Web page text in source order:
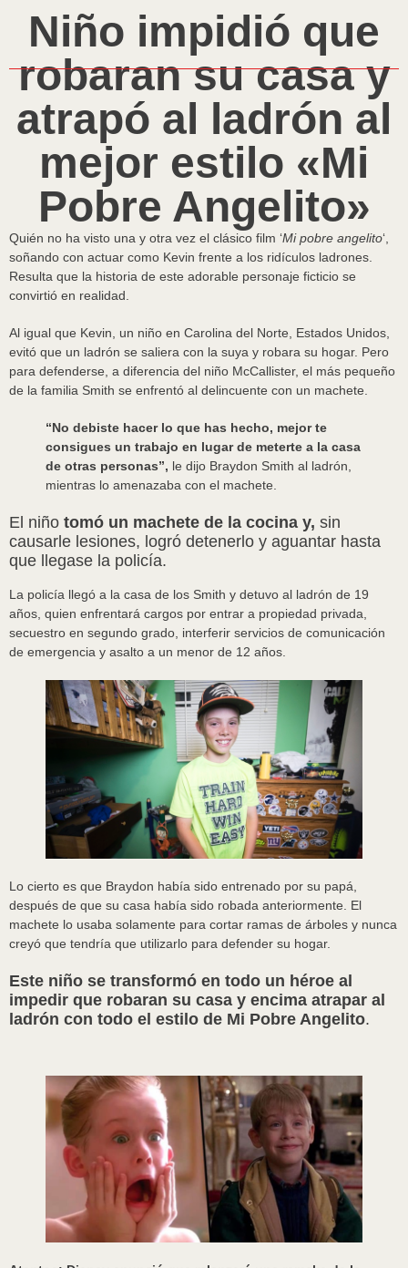
Niño impidió que
robaran su casa y
atrapó al ladrón al
mejor estilo «Mi
Pobre Angelito»
Quién no ha visto una y otra vez el clásico film ‘Mi pobre angelito‘,
soñando con actuar como Kevin frente a los ridículos ladrones.
Resulta que la historia de este adorable personaje ficticio se
convirtió en realidad.
Al igual que Kevin, un niño en Carolina del Norte, Estados Unidos,
evitó que un ladrón se saliera con la suya y robara su hogar. Pero
para defenderse, a diferencia del niño McCallister, el más pequeño
de la familia Smith se enfrentó al delincuente con un machete.
“No debiste hacer lo que has hecho, mejor te
consigues un trabajo en lugar de meterte a la casa
de otras personas”, le dijo Braydon Smith al ladrón,
mientras lo amenazaba con el machete.
El niño tomó un machete de la cocina y, sin
causarle lesiones, logró detenerlo y aguantar hasta
que llegase la policía.
La policía llegó a la casa de los Smith y detuvo al ladrón de 19
años, quien enfrentará cargos por entrar a propiedad privada,
secuestro en segundo grado, interferir servicios de comunicación
de emergencia y asalto a un menor de 12 años.
Lo cierto es que Braydon había sido entrenado por su papá,
después de que su casa había sido robada anteriormente. El
machete lo usaba solamente para cortar ramas de árboles y nunca
creyó que tendría que utilizarlo para defender su hogar.
Este niño se transformó en todo un héroe al
impedir que robaran su casa y encima atrapar al
ladrón con todo el estilo de Mi Pobre Angelito.